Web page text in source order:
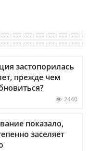
застопорилась
прежде чем
2440
показало,
заселяет